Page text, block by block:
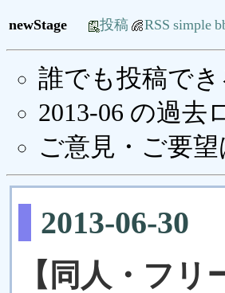
newStage 投稿 RSS simple
誰でも投稿で
2013-06 の過去
ご意見・ご要望
2013-06-30
【同人・フリ